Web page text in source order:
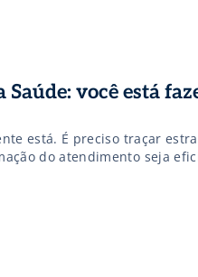
você está
está. É preciso traçar
do atendimento seja